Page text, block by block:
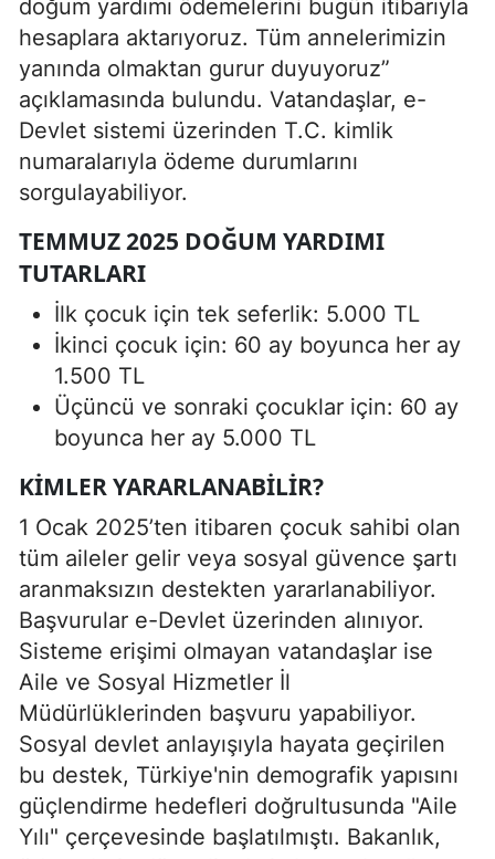
doğum yardımı ödemelerini bugün itibarıyla
hesaplara aktarıyoruz. Tüm annelerimizin
yanında olmaktan gurur duyuyoruz”
açıklamasında bulundu. Vatandaşlar, e-
Devlet sistemi üzerinden T.C. kimlik
numaralarıyla ödeme durumlarını
sorgulayabiliyor.
TEMMUZ 2025 DOĞUM YARDIMI
TUTARLARI
İlk çocuk için tek seferlik: 5.000 TL
İkinci çocuk için: 60 ay boyunca her ay
1.500 TL
Üçüncü ve sonraki çocuklar için: 60 ay
boyunca her ay 5.000 TL
KIMLER YARARLANABILIR?
1 Ocak 2025’ten itibaren çocuk sahibi olan
tüm aileler gelir veya sosyal güvence şartı
aranmaksızın destekten yararlanabiliyor.
Başvurular e-Devlet üzerinden alınıyor.
Sisteme erişimi olmayan vatandaşlar ise
Aile ve Sosyal Hizmetler İl
Müdürlüklerinden başvuru yapabiliyor.
Sosyal devlet anlayışıyla hayata geçirilen
bu destek, Türkiye'nin demografik yapısını
güçlendirme hedefleri doğrultusunda "Aile
Yılı" çerçevesinde başlatılmıştı. Bakanlık,